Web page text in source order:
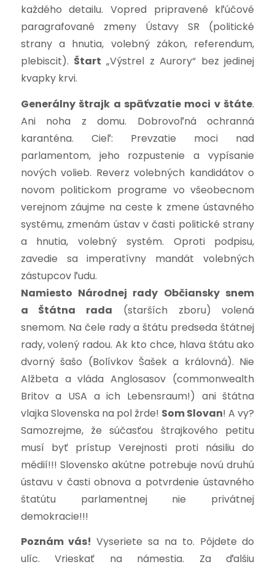
každého detailu. Vopred pripravené kľúčové
paragrafované zmeny Ústavy SR (politické
strany a hnutia, volebný zákon, referendum,
plebiscit). Štart „Výstrel z Aurory“ bez jedinej
kvapky krvi.
Generálny štrajk a späťvzatie moci v štáte.
Ani noha z domu. Dobrovoľná ochranná
karanténa. Cieľ: Prevzatie moci nad
parlamentom, jeho rozpustenie a vypísanie
nových volieb. Reverz volebných kandidátov o
novom politickom programe vo všeobecnom
verejnom záujme na ceste k zmene ústavného
systému, zmenám ústav v časti politické strany
a hnutia, volebný systém. Oproti podpisu,
zavedie sa imperatívny mandát volebných
zástupcov ľudu.
Namiesto Národnej rady Občiansky snem
a Štátna rada (starších zboru) volená
snemom. Na čele rady a štátu predseda štátnej
rady, volený radou. Ak kto chce, hlava štátu ako
dvorný šašo (Bolívkov Šašek a královná). Nie
Alžbeta a vláda Anglosasov (commonwealth
Britov a USA a ich Lebensraum!) ani štátna
vlajka Slovenska na pol žrde! Som Slovan! A vy?
Samozrejme, že súčasťou štrajkového petitu
musí byť prístup Verejnosti proti násiliu do
médií!!! Slovensko akútne potrebuje novú druhú
ústavu v časti obnova a potvrdenie ústavného
štatútu parlamentnej nie privátnej
demokracie!!!
Poznám vás!Vyseriete sa na to. Pôjdete do
ulíc. Vrieskať na námestia. Za ďalšiu